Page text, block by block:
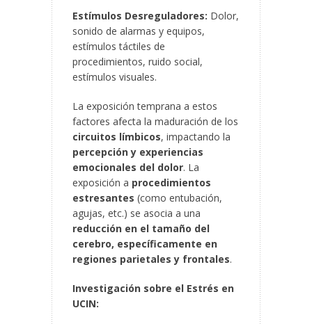
Estímulos Desreguladores: Dolor,
sonido de alarmas y equipos,
estímulos táctiles de
procedimientos, ruido social,
estímulos visuales.
La exposición temprana a estos
factores afecta la maduración de los
circuitos límbicos, impactando la
percepción y experiencias
emocionales del dolor. La
exposición a procedimientos
estresantes (como entubación,
agujas, etc.) se asocia a una
reducción en el tamaño del
cerebro, específicamente en
regiones parietales y frontales.
Investigación sobre el Estrés en
UCIN: